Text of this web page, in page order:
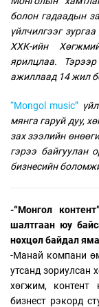
болон гадаадын
үйлчилгээг
ХХК-ийн
ярилцлаа.
ажиллаад 14 жил
“Mongol music”
мянга гаруй дуу,
зах зээлийн
гэрээ байгуулан
бизнесийн
-“Монгол
шалтгаан юу
нөхцөл байдал
-Манай компани
утсанд зориулсан
хөгжим,
бизнест рэкорд